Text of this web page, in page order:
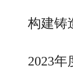
构建铸
2023